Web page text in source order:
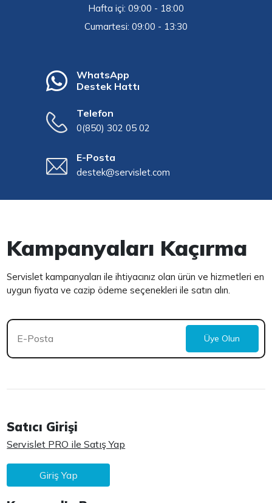
Hafta içi: 09:00 - 18:00
Cumartesi: 09:00 - 13:30
WhatsApp
Destek Hattı
Telefon
0(850) 302 05 02
E-Posta
destek@servislet.com
Kampanyaları Kaçırma
Servislet kampanyaları ile ihtiyacınız olan ürün ve hizmetleri en
uygun fiyata ve cazip ödeme seçenekleri ile satın alın.
Üye Olun
Satıcı Girişi
Servislet PRO ile Satış Yap
Giriş Yap